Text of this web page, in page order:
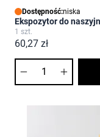
Dostępność:niska
Ekspozytor do
1 szt.
60,27 zł